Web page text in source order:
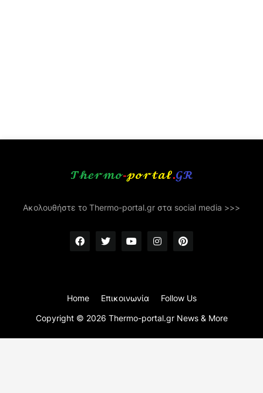
Ακολουθήστε το Thermo-portal.gr στα social media >>>
Copyright © 2026 Thermo-portal.gr News & More
Home Επικοινωνία Follow Us